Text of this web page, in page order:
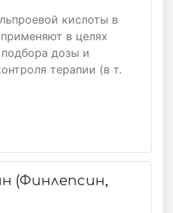
кислоты в
в целях
дозы и
терапии (в т.
(Финлепсин,